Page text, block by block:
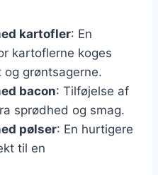
kartofler: En
kartoflerne koges
grøntsagerne.
bacon: Tilføjelse af
sprødhed og smag.
pølser: En hurtigere
til en